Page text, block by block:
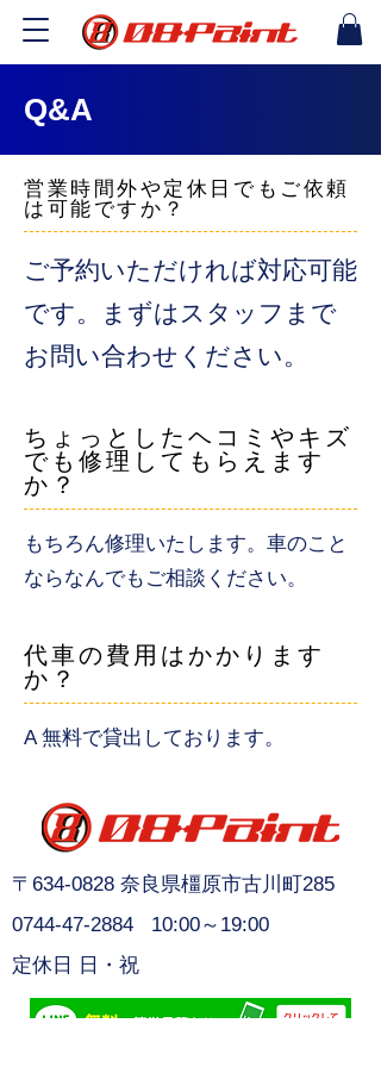
Q&A
営業時間外や定休日でもご依頼
は可能ですか？
ご予約いただければ対応可能
です。まずはスタッフまで
お問い合わせください。
ちょっとしたヘコミやキズ
でも修理してもらえます
か？
もちろん修理いたします。車のこと
ならなんでもご相談ください。
代車の費用はかかります
か？
A 無料で貸出しております。
〒634-0828 奈良県橿原市古川町285
0744-47-2884
10:00～19:00
定休日 日・祝